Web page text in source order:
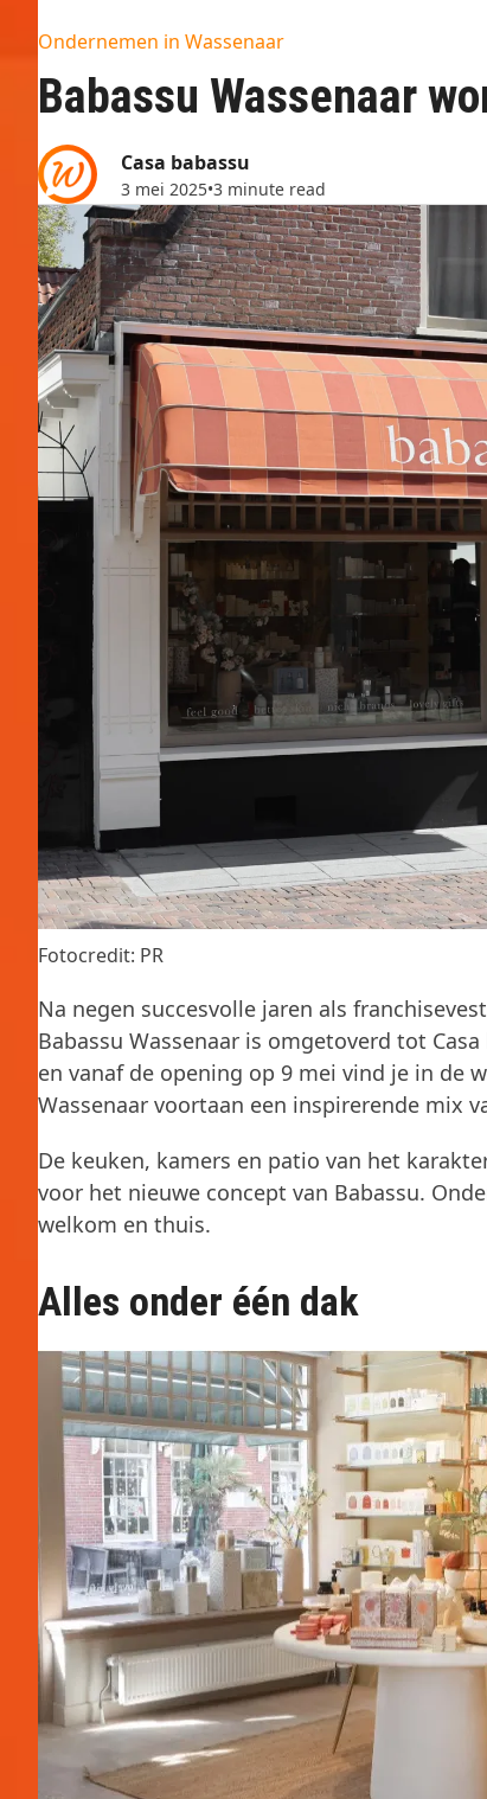
Ondernemen in Wassenaar
Babassu Wassenaar
Casa babassu
3 mei 2025•3 minute read
Fotocredit: PR
Na negen succesvolle jaren als
Babassu Wassenaar is omgetoverd tot
en vanaf de opening op 9 mei vind je in de
Wassenaar voortaan een inspirerende mix
De keuken, kamers en patio van het
voor het nieuwe concept van Babassu.
welkom en thuis.
Alles onder één dak